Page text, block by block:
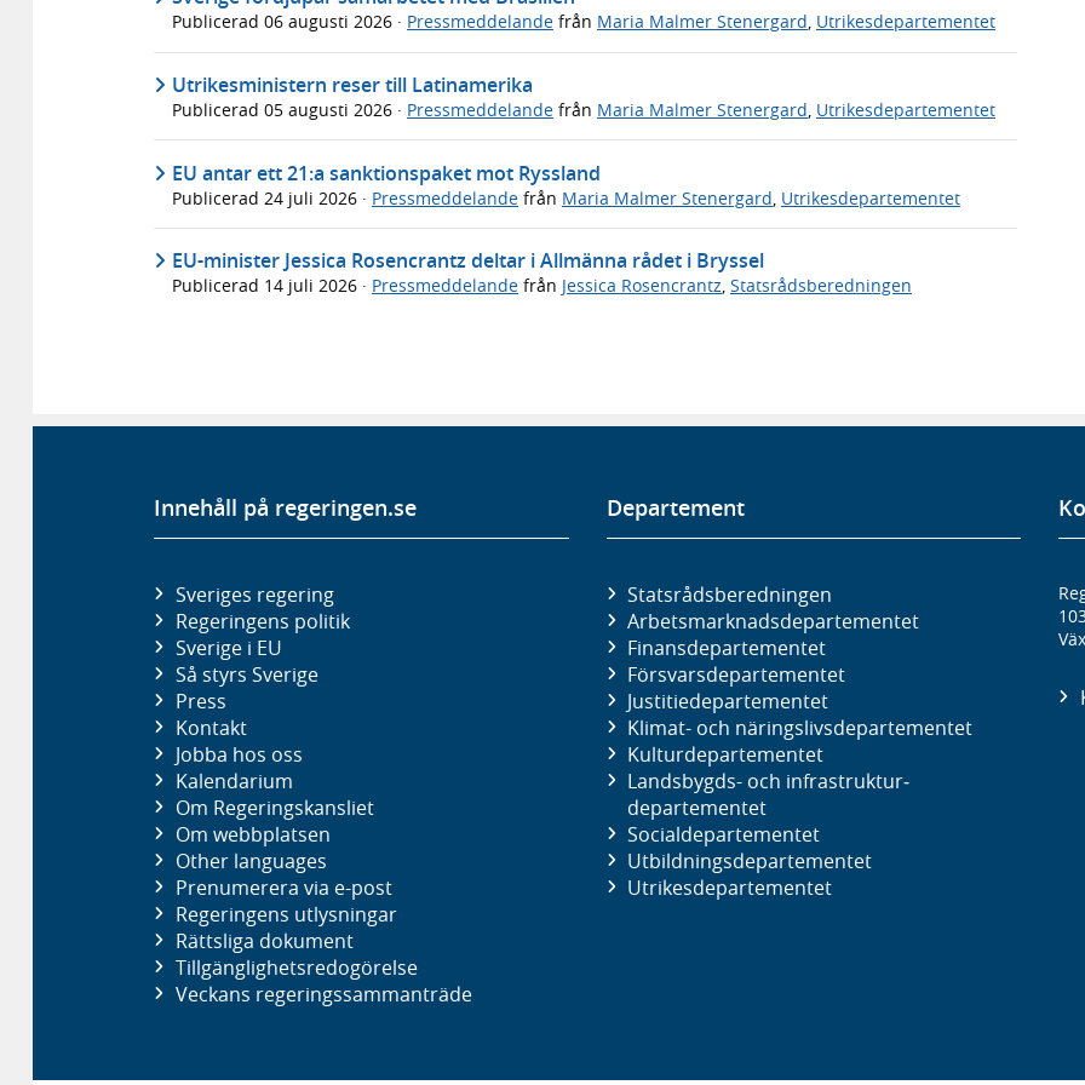
Publicerad 06 augusti 2026 · Pressmeddelande från Maria Malmer Stenergard, Utrikesdepartementet
Utrikesministern reser till Latinamerika
Publicerad 05 augusti 2026 · Pressmeddelande från Maria Malmer Stenergard, Utrikesdepartementet
EU antar ett 21:a sanktionspaket mot Ryssland
Publicerad 24 juli 2026 · Pressmeddelande från Maria Malmer Stenergard Utrikesdepartementet
EU-minister Jessica Rosencrantz deltar i Allmänna rådet i Bryssel
Publicerad 14 juli 2026 · Pressmeddelande från Jessica Rosencrantz, Statsrådsberedningen
Innehåll på regeringen.se
Sveriges regering
Regeringens politik
Sverige i EU
Så styrs Sverige
Press
Kontakt
Jobba hos oss
Kalendarium
Om Regeringskansliet
Om webbplatsen
Other languages
Prenumerera via e-post
Regeringens utlysningar
Rättsliga dokument
Tillgänglighetsredogörelse
Veckans regeringssammanträde
Departement
Statsrådsberedningen
Arbetsmarknads­departementet
Finans­departementet
Försvars­departementet
Justitie­departementet
Klimat- och näringslivs­departementet
Kultur­departementet
Landsbygds- och infrastruktur­
departementet
Social­departementet
Utbildnings­departementet
Utrikes­departementet